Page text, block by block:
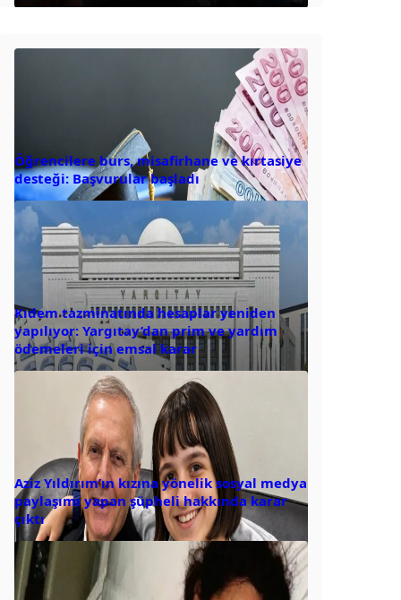
Öğrencilere burs, misafirhane ve kırtasiye
desteği: Başvurular başladı
Kıdem tazminatında hesaplar yeniden
yapılıyor: Yargıtay’dan prim ve yardım
ödemeleri için emsal karar
Aziz Yıldırım’ın kızına yönelik sosyal medya
paylaşımı yapan şüpheli hakkında karar
çıktı